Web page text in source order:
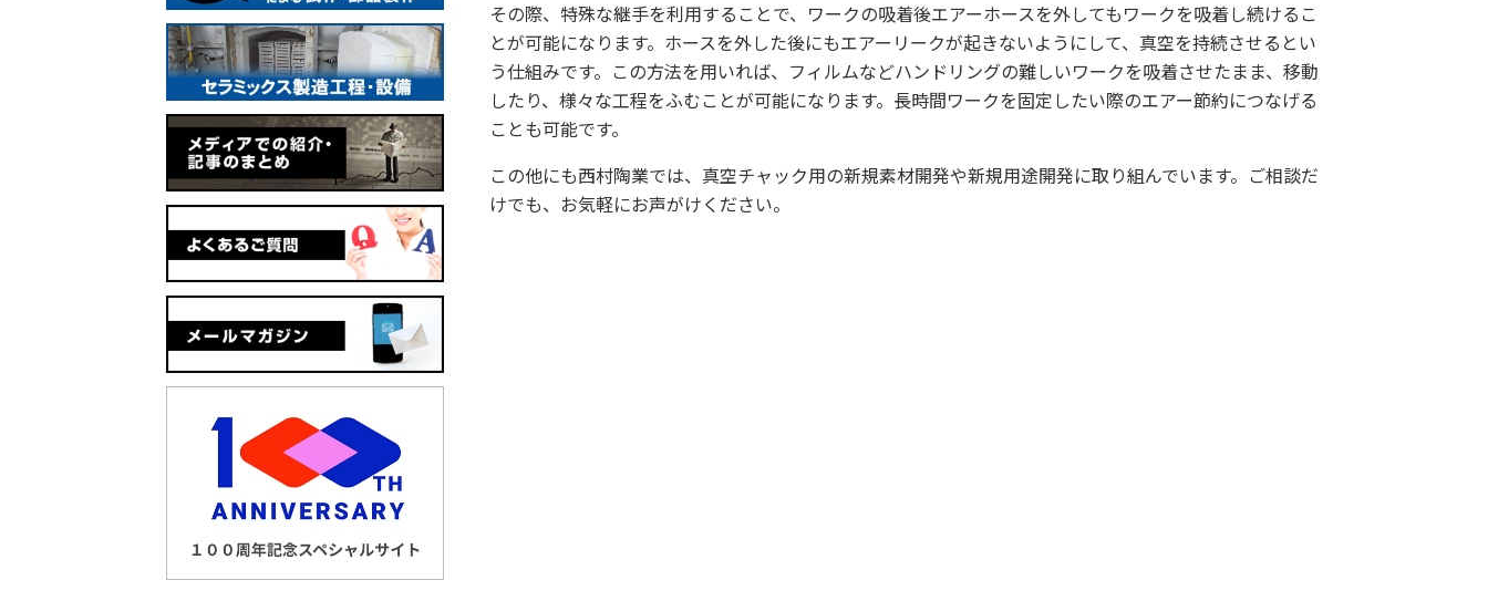
その際、特殊な継手を利用することで、ワークの吸着後エアーホースを外してもワークを吸着し続けるこ
とが可能になります。ホースを外した後にもエアーリークが起きないようにして、真空を持続させるとい
う仕組みです。この方法を用いれば、フィルムなどハンドリングの難しいワークを吸着させたまま、移動
したり、様々な工程をふむことが可能になります。長時間ワークを固定したい際のエアー節約につなげる
ことも可能です。
この他にも西村陶業では、真空チャック用の新規素材開発や新規用途開発に取り組んでいます。ご相談だ
けでも、お気軽にお声がけください。